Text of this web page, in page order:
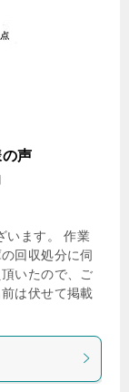
声
います。 作業
回収処分に伺
いたので、ご
は伏せて掲載